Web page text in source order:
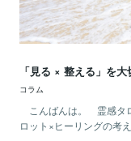
「見る × 整える」を
コラム
こんばんは。 霊感タ
ロット×ヒーリングの考